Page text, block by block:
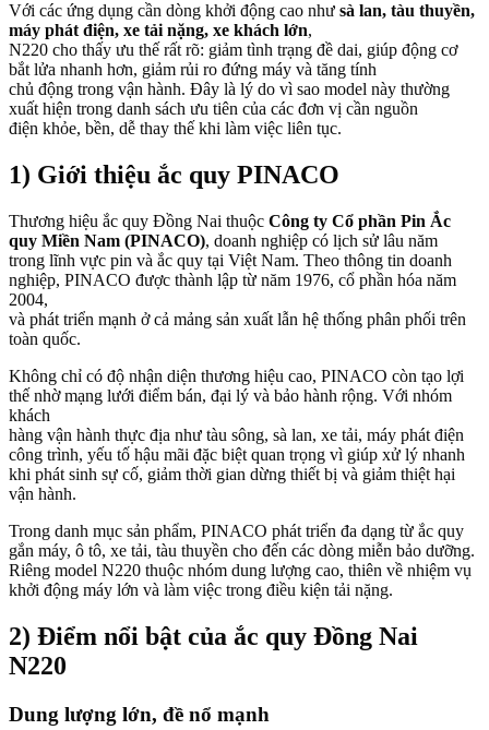
Với các ứng dụng cần dòng khởi động cao như sà lan, tàu thuyền,
máy phát điện, xe tải nặng, xe khách lớn,
N220 cho thấy ưu thế rất rõ: giảm tình trạng đề dai, giúp động cơ
bắt lửa nhanh hơn, giảm rủi ro đứng máy và tăng tính
chủ động trong vận hành. Đây là lý do vì sao model này thường
xuất hiện trong danh sách ưu tiên của các đơn vị cần nguồn
điện khỏe, bền, dễ thay thế khi làm việc liên tục.
1) Giới thiệu ắc quy PINACO
Thương hiệu ắc quy Đồng Nai thuộc Công ty Cổ phần Pin Ắc
quy Miền Nam (PINACO), doanh nghiệp có lịch sử lâu năm
trong lĩnh vực pin và ắc quy tại Việt Nam. Theo thông tin doanh
nghiệp, PINACO được thành lập từ năm 1976, cổ phần hóa năm
2004,
và phát triển mạnh ở cả mảng sản xuất lẫn hệ thống phân phối trên
toàn quốc.
Không chỉ có độ nhận diện thương hiệu cao, PINACO còn tạo lợi
thế nhờ mạng lưới điểm bán, đại lý và bảo hành rộng. Với nhóm
khách
hàng vận hành thực địa như tàu sông, sà lan, xe tải, máy phát điện
công trình, yếu tố hậu mãi đặc biệt quan trọng vì giúp xử lý nhanh
khi phát sinh sự cố, giảm thời gian dừng thiết bị và giảm thiệt hại
vận hành.
Trong danh mục sản phẩm, PINACO phát triển đa dạng từ ắc quy
gắn máy, ô tô, xe tải, tàu thuyền cho đến các dòng miễn bảo dưỡng.
Riêng model N220 thuộc nhóm dung lượng cao, thiên về nhiệm vụ
khởi động máy lớn và làm việc trong điều kiện tải nặng.
2) Điểm nổi bật của ắc quy Đồng Nai
N220
Dung lượng lớn, đề nổ mạnh